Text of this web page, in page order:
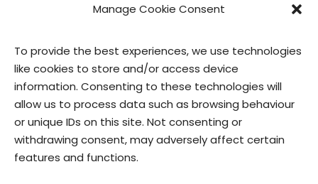
Manage Cookie Consent
To provide the best experiences, we use technologies
like cookies to store and/or access device
information. Consenting to these technologies will
allow us to process data such as browsing behaviour
or unique IDs on this site. Not consenting or
withdrawing consent, may adversely affect certain
features and functions.
de la protection de la vie privée (« GPC ») par le
les signaux « Interdire le suivi », veuillez cliquer ici.
Vous pouvez toutefois désactiver certains suivis
comme indiqué ci-dessus (par exemple en
désactivant les témoins).
Analyse
Nous pouvons faire appel à des sociétés